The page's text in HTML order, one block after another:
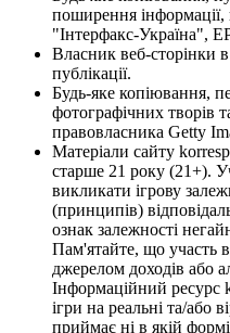
поширення
"Інтерфакс-Україна",
Власник веб-сторінки
публікації.
Будь-яке копіювання,
фотографічних творів
правовласника Getty
Матеріали сайту
старше 21 року (21+).
викликати ігрову
(принципів)
ознак залежності
Пам'ятайте, що участь
джерелом доходів або
Інформаційний ресурс
ігри на реальні та/або
приймає ні в якій